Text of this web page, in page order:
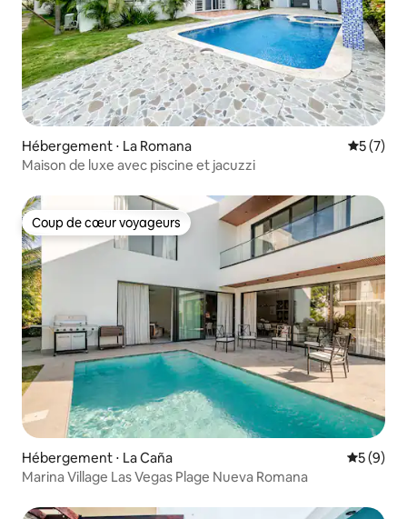
Hébergement ⋅ La Romana
5 (7)
Maison de luxe avec piscine et jacuzzi
Coup de cœur voyageurs
Coup de cœur voyageurs
Hébergement ⋅ La Caña
5 (9)
Marina Village Las Vegas Plage Nueva Romana